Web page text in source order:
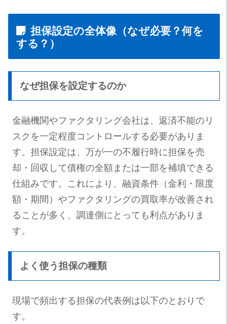
担保設定の全体像（なぜ必要？何を
する？）
なぜ担保を設定するのか
金融機関やファクタリング会社は、返済不能のリ
スクを一定程度コントロールする必要がありま
す。担保設定は、万が一の不履行時に担保を売
却・回収して債権の全額または一部を補填できる
仕組みです。これにより、融資条件（金利・限度
額・期間）やファクタリングの買取率が改善され
ることが多く、調達側にとっても利点がありま
す。
よく使う担保の種類
現場で頻出する担保の代表例は以下のとおりで
す。